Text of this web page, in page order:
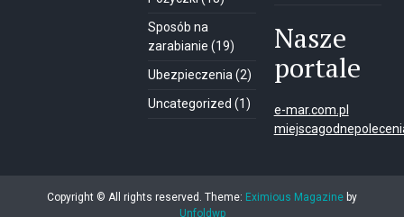
Sposób na
zarabianie (19)
Ubezpieczenia (2)
Uncategorized (1)
Nasze
portale
e-mar.com.pl
Copyright © All rights reserved. Theme: Eximious Magazine by
Unfoldwp